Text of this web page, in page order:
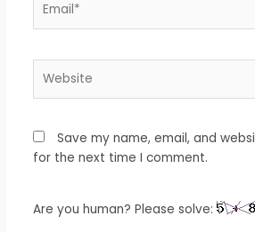
Save my name, email, and
for the next time I comment.
Are you human? Please solve: